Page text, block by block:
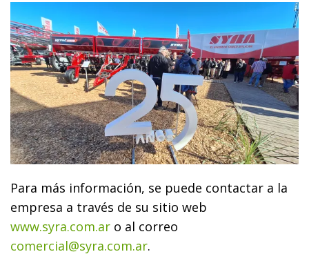
Para más información, se puede contactar a la
empresa a través de su sitio web
www.syra.com.ar o al correo
comercial@syra.com.ar.